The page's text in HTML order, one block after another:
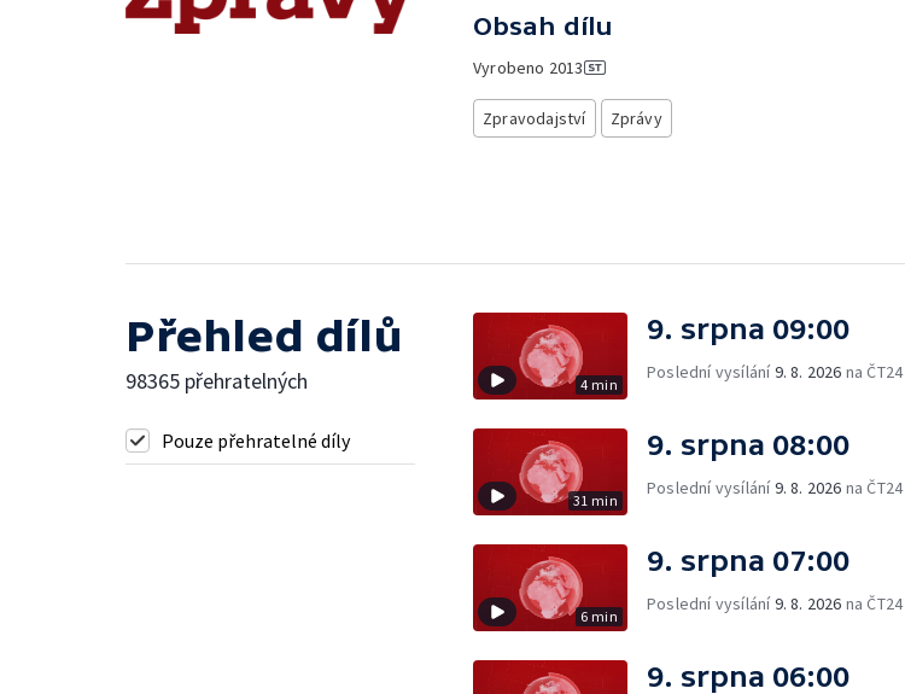
Obsah dílu
Vyrobeno 2013
Zpravodajství Zprávy
Přehled dílů
98365 přehratelných
Pouze přehratelné díly
4 min
9. srpna 09:00
Poslední vysílání9. 8. 2026 na ČT24
31 min
9. srpna 08:00
Poslední vysílání9. 8. 2026 na ČT24
6 min
9. srpna 07:00
Poslední vysílání9. 8. 2026 na ČT24
9. srpna 06:00